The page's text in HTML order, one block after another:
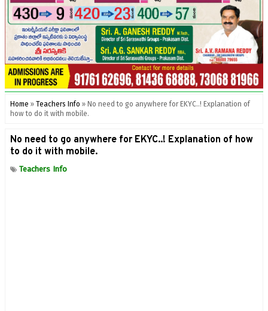
Home » Teachers Info » No need to go anywhere for EKYC..! Explanation of
how to do it with mobile.
No need to go anywhere for EKYC..! Explanation of how
to do it with mobile.
Teachers Info